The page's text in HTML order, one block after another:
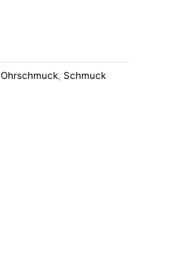
Ohrschmuck, Schmuck